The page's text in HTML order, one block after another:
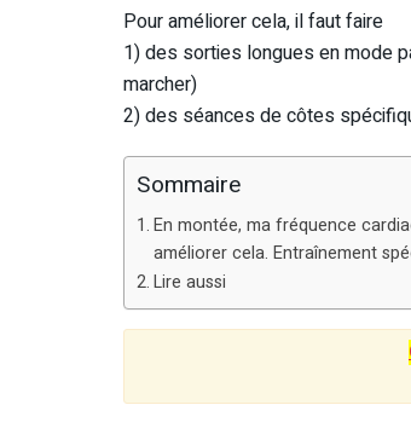
Pour améliorer cela, il faut faire
1) des sorties longues en mode
marcher)
2) des séances de côtes
Sommaire
En montée, ma fréquence
améliorer cela. Entraînement
Lire aussi